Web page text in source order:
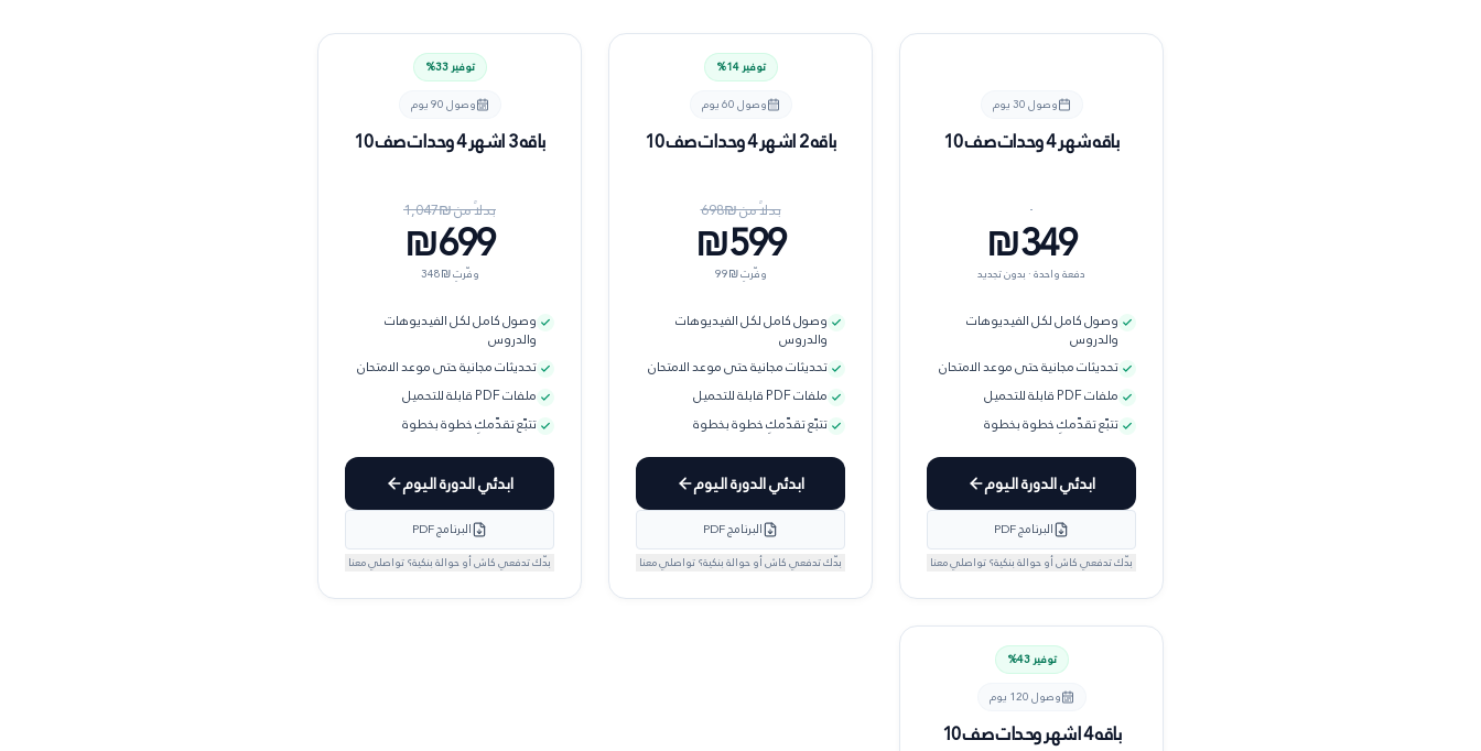
وصول30 يوم
باقه شهر 4 وحدات صف 10
₪349
دفعة واحدة · بدون تجديد
وصول كامل لكل الفيديوهات
والدروس
تحديثات مجانية حتى موعد الامتحان
ملفات PDF قابلة للتحميل
تتبّع تقدّمكِ خطوة بخطوة
ابدئي الدورة اليوم
البرنامج PDF
بدّك تدفعي كاش أو حوالة بنكية؟ تواصلي معنا
توفير14
%
وصول60 يوم
باقه 2 اشهر 4 وحدات صف 10
بدلاً من ₪698
₪599
وفّرتِ ₪99
وصول كامل لكل الفيديوهات
والدروس
تحديثات مجانية حتى موعد الامتحان
ملفات PDF قابلة للتحميل
تتبّع تقدّمكِ خطوة بخطوة
ابدئي الدورة اليوم
البرنامج PDF
بدّك تدفعي كاش أو حوالة بنكية؟ تواصلي معنا
توفير33
%
وصول90 يوم
باقه 3 اشهر 4 وحدات صف 10
بدلاً من ₪1,047
₪699
وفّرتِ ₪348
وصول كامل لكل الفيديوهات
والدروس
تحديثات مجانية حتى موعد الامتحان
ملفات PDF قابلة للتحميل
تتبّع تقدّمكِ خطوة بخطوة
ابدئي الدورة اليوم
البرنامج PDF
بدّك تدفعي كاش أو حوالة بنكية؟ تواصلي معنا
توفير43
%
وصول120 يوم
باقه 4 اشهر وحدات صف 10